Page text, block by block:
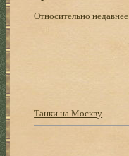
Относительно недавнее
Танки на Москву